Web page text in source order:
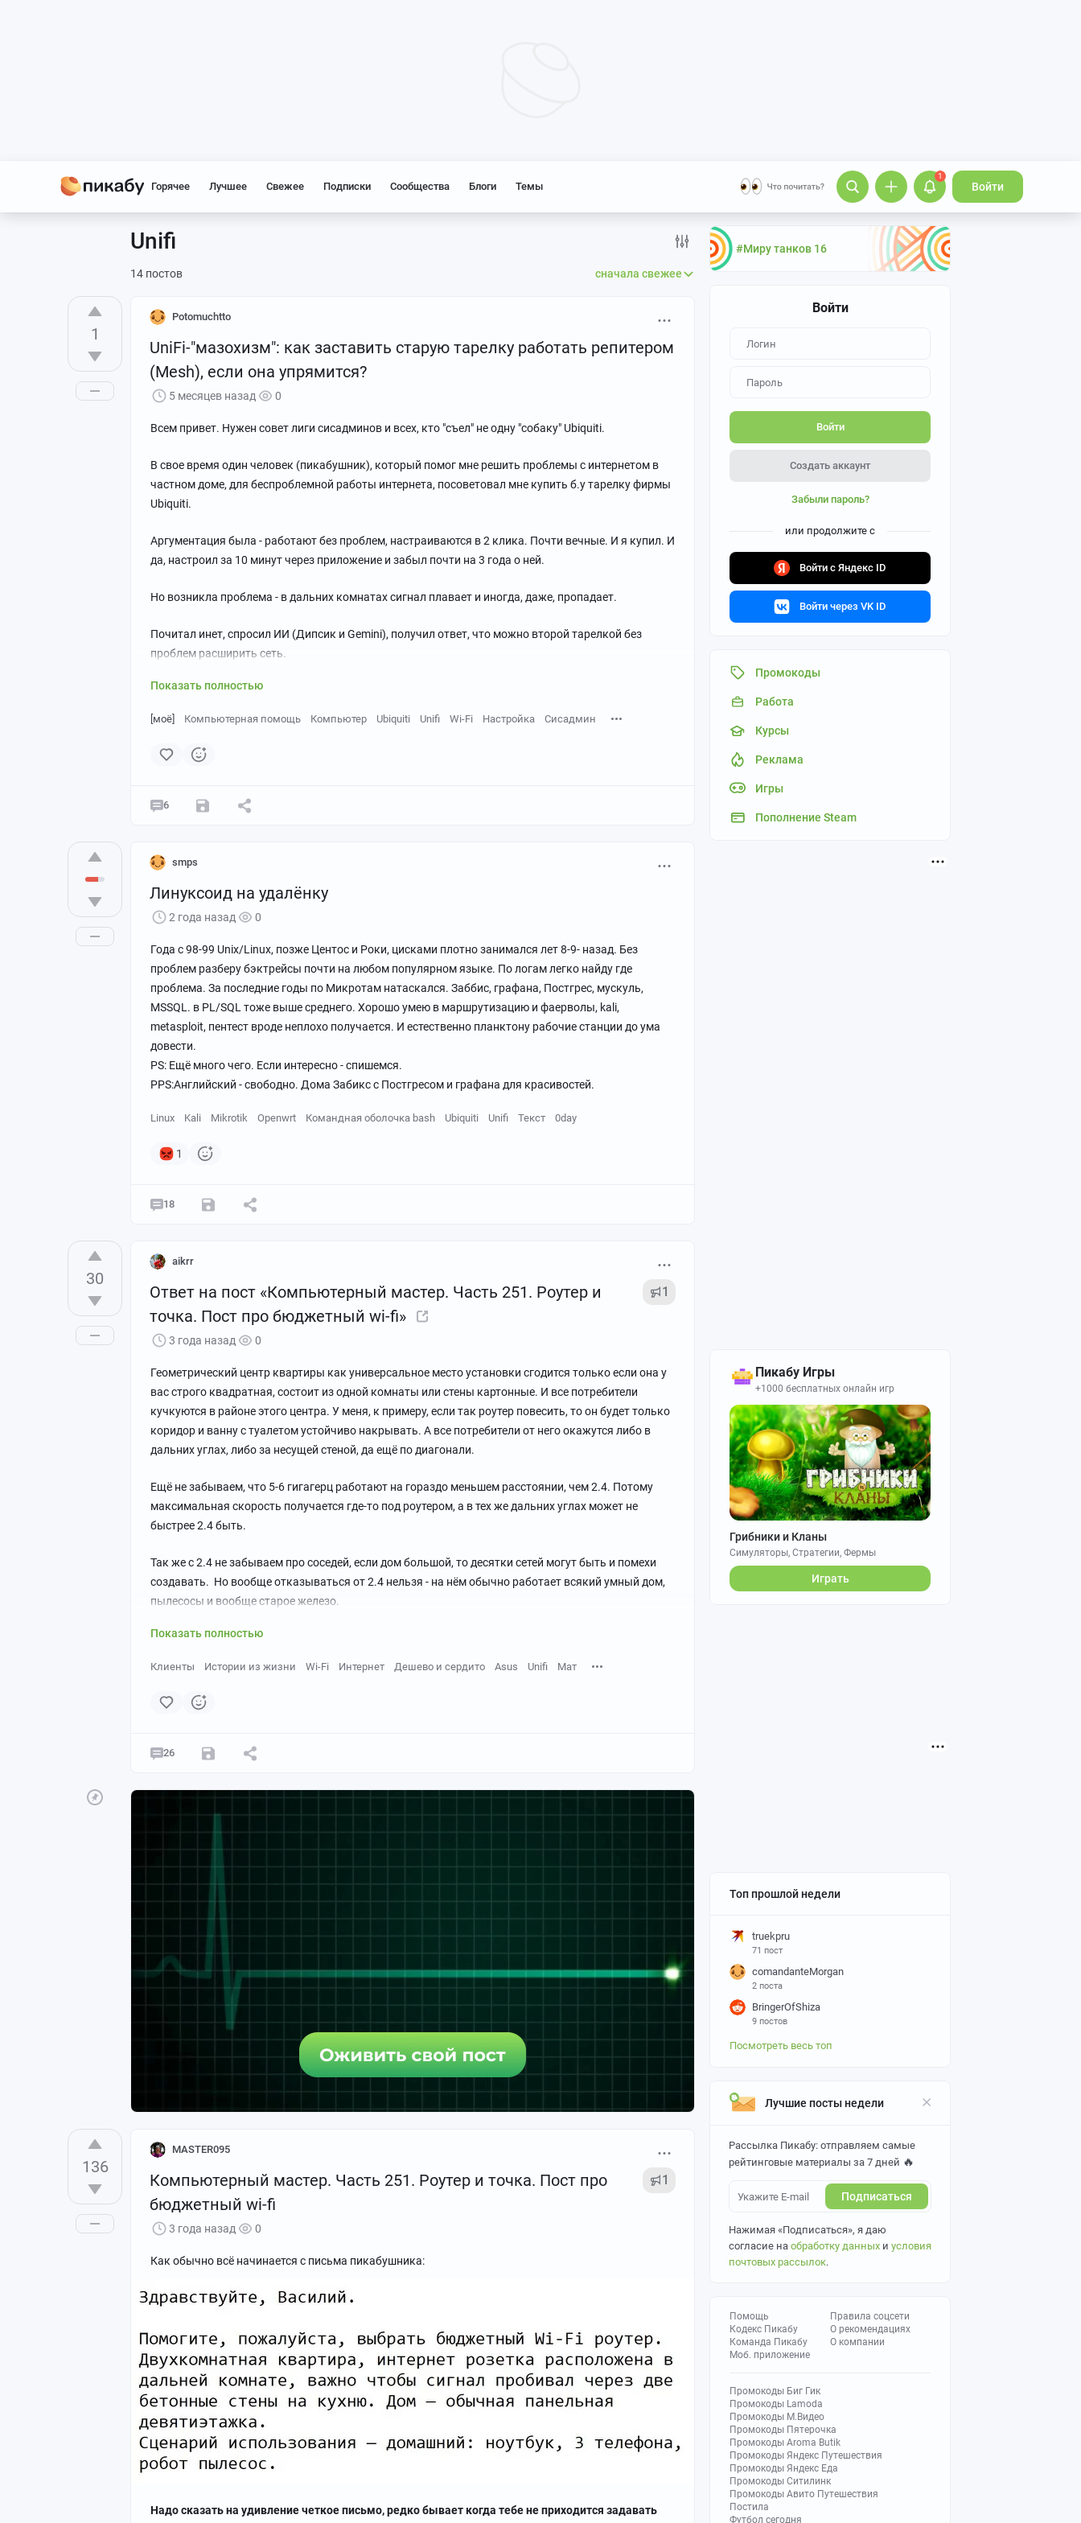
Горячее Лучшее Свежее Подписки Сообщества Блоги Темы
1
Войти
#Миру танков 16
Войти
Войти
Создать аккаунт
Забыли пароль?
или продолжите с
Войти с Яндекс ID
Войти через VK ID
Промокоды
Работа
Курсы
Реклама
Игры
Пополнение Steam
Пикабу Игры
+1000 бесплатных онлайн игр
Грибники и Кланы
Симуляторы, Стратегии, Фермы
Играть
Топ прошлой недели
truekpru
71 пост
comandanteMorgan
2 поста
BringerOfShiza
9 постов
Посмотреть весь топ
Лучшие посты недели
Рассылка Пикабу: отправляем самые
рейтинговые материалы за 7 дней 🔥
Подписаться
Нажимая «Подписаться», я даю
согласие на обработку данных и условия
почтовых рассылок.
Помощь
Кодекс Пикабу
Команда Пикабу
Моб. приложение
Правила соцсети
О рекомендациях
О компании
Промокоды Биг Гик
Промокоды Lamoda
Промокоды М.Видео
Промокоды Пятерочка
Промокоды Aroma Butik
Промокоды Яндекс Путешествия
Промокоды Яндекс Еда
Промокоды Ситилинк
Промокоды Авито Путешествия
Постила
Футбол сегодня
Unifi
14 постов сначала свежее
1
Potomuchtto
UniFi-"мазохизм": как заставить старую тарелку работать репитером
(Mesh), если она упрямится?
5 месяцев назад 0
Всем привет. Нужен совет лиги сисадминов и всех, кто "съел" не одну "собаку" Ubiquiti.
В свое время один человек (пикабушник), который помог мне решить проблемы с интернетом в
частном доме, для беспроблемной работы интернета, посоветовал мне купить б.у тарелку фирмы
Ubiquiti.
Аргументация была - работают без проблем, настраиваются в 2 клика. Почти вечные. И я купил. И
да, настроил за 10 минут через приложение и забыл почти на 3 года о ней.
Но возникла проблема - в дальних комнатах сигнал плавает и иногда, даже, пропадает.
Почитал инет, спросил ИИ (Дипсик и Gemini), получил ответ, что можно второй тарелкой без
проблем расширить сеть.
Показать полностью
[моё] Компьютерная помощь Компьютер Ubiquiti Unifi Wi-Fi Настройка Сисадмин
6
smps
Линуксоид на удалёнку
2 года назад 0
Года с 98-99 Unix/Linux, позже Центос и Роки, цисками плотно занимался лет 8-9- назад. Без
проблем разберу бэктрейсы почти на любом популярном языке. По логам легко найду где
проблема. За последние годы по Микротам натаскался. Заббис, графана, Постгрес, мускуль,
MSSQL. в PL/SQL тоже выше среднего. Хорошо умею в маршрутизацию и фаерволы, kali,
metasploit, пентест вроде неплохо получается. И естественно планктону рабочие станции до ума
довести.
PS: Ещё много чего. Если интересно - спишемся.
PPS:Английский - свободно. Дома Забикс с Постгресом и графана для красивостей.
Linux Kali Mikrotik Openwrt Командная оболочка bash Ubiquiti Unifi Текст 0day
1
18
30
aikrr
Ответ на пост «Компьютерный мастер. Часть 251. Роутер и
точка. Пост про бюджетный wi-fi»
1
3 года назад 0
Геометрический центр квартиры как универсальное место установки сгодится только если она у
вас строго квадратная, состоит из одной комнаты или стены картонные. И все потребители
кучкуются в районе этого центра. У меня, к примеру, если так роутер повесить, то он будет только
коридор и ванну с туалетом устойчиво накрывать. А все потребители от него окажутся либо в
дальних углах, либо за несущей стеной, да ещё по диагонали.
Ещё не забываем, что 5-6 гигагерц работают на гораздо меньшем расстоянии, чем 2.4. Потому
максимальная скорость получается где-то под роутером, а в тех же дальних углах может не
быстрее 2.4 быть.
Так же с 2.4 не забываем про соседей, если дом большой, то десятки сетей могут быть и помехи
создавать. Но вообще отказываться от 2.4 нельзя - на нём обычно работает всякий умный дом,
пылесосы и вообще старое железо.
Показать полностью
Клиенты Истории из жизни Wi-Fi Интернет Дешево и сердито Asus Unifi Мат
26
136
MASTER095
Компьютерный мастер. Часть 251. Роутер и точка. Пост про
бюджетный wi-fi
1
3 года назад 0
Как обычно всё начинается с письма пикабушника:
Надо сказать на удивление четкое письмо, редко бывает когда тебе не приходится задавать